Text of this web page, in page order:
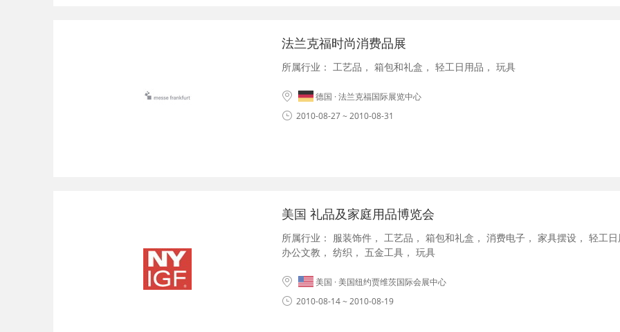
法兰克福时尚消费品展
所属行业： 工艺品 ， 箱包和礼盒 ， 轻工日用品 ， 玩具
德国 · 法兰克福国际展览中心
2010-08-27 ~ 2010-08-31
美国 礼品及家庭用品博览会
所属行业： 服装饰件 ， 工艺品 ， 箱包和礼盒 ， 消费电子 ， 家具摆设 ， 轻工
办公文教 ， 纺织 ， 五金工具 ， 玩具
美国 · 美国纽约贾维茨国际会展中心
2010-08-14 ~ 2010-08-19